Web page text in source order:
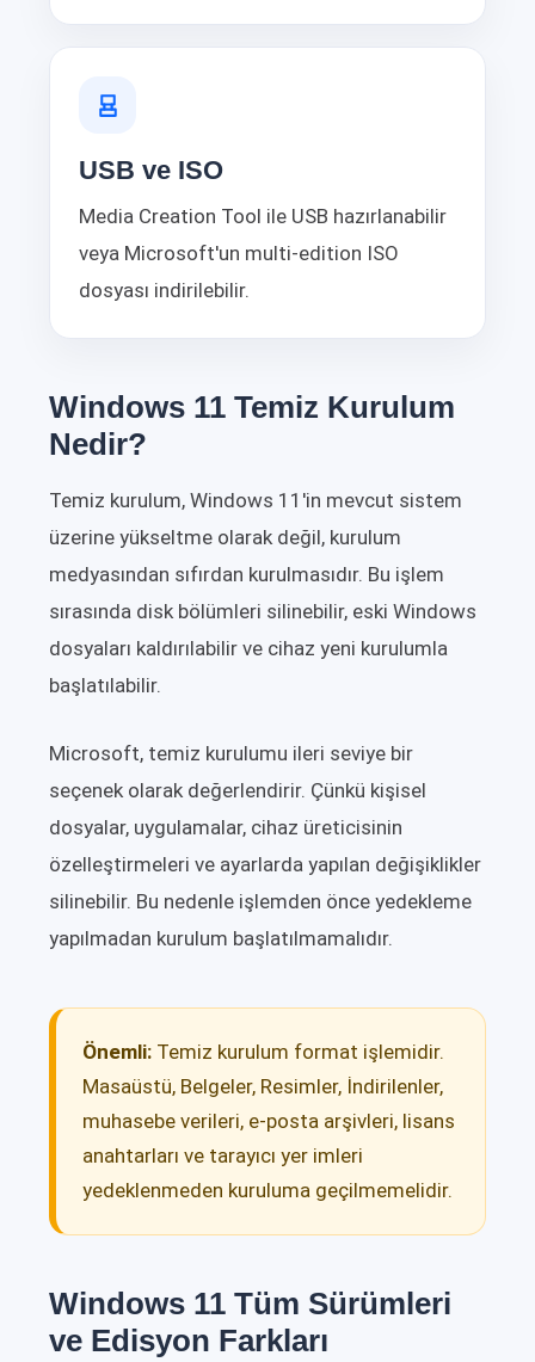
USB ve ISO
Media Creation Tool ile USB hazırlanabilir
veya Microsoft'un multi-edition ISO
dosyası indirilebilir.
Windows 11 Temiz Kurulum
Nedir?
Temiz kurulum, Windows 11'in mevcut sistem
üzerine yükseltme olarak değil, kurulum
medyasından sıfırdan kurulmasıdır. Bu işlem
sırasında disk bölümleri silinebilir, eski Windows
dosyaları kaldırılabilir ve cihaz yeni kurulumla
başlatılabilir.
Microsoft, temiz kurulumu ileri seviye bir
seçenek olarak değerlendirir. Çünkü kişisel
dosyalar, uygulamalar, cihaz üreticisinin
özelleştirmeleri ve ayarlarda yapılan değişiklikler
silinebilir. Bu nedenle işlemden önce yedekleme
yapılmadan kurulum başlatılmamalıdır.
Önemli: Temiz kurulum format işlemidir.
Masaüstü, Belgeler, Resimler, İndirilenler,
muhasebe verileri, e-posta arşivleri, lisans
anahtarları ve tarayıcı yer imleri
yedeklenmeden kuruluma geçilmemelidir.
Windows 11 Tüm Sürümleri
ve Edisyon Farkları